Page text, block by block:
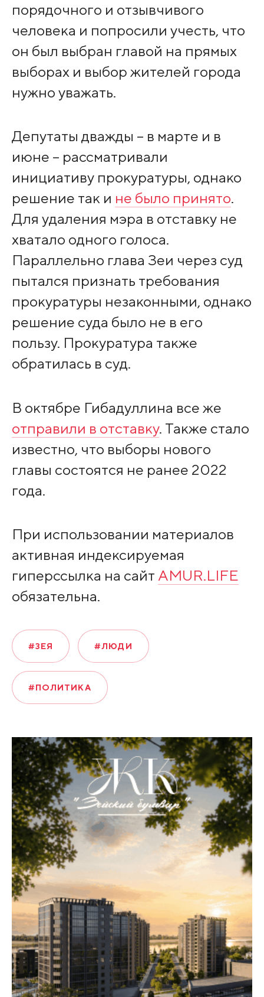
порядочного и отзывчивого
человека и попросили учесть, что
он был выбран главой на прямых
выборах и выбор жителей города
нужно уважать.
Депутаты дважды – в марте и в
июне – рассматривали
инициативу прокуратуры, однако
решение так и не было принято.
Для удаления мэра в отставку не
хватало одного голоса.
Параллельно глава Зеи через суд
пытался признать требования
прокуратуры незаконными, однако
решение суда было не в его
пользу. Прокуратура также
обратилась в суд.
В октябре Гибадуллина все же
отправили в отставку. Также стало
известно, что выборы нового
главы состоятся не ранее 2022
года.
При использовании материалов
активная индексируемая
гиперссылка на сайт AMUR.LIFE
обязательна.
#ЗЕЯ #ЛЮДИ
#ПОЛИТИКА